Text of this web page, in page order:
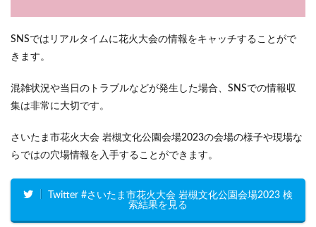
SNSではリアルタイムに花火大会の情報をキャッチすることがで
きます。
混雑状況や当日のトラブルなどが発生した場合、SNSでの情報収
集は非常に大切です。
さいたま市花火大会 岩槻文化公園会場2023の会場の様子や現場な
らではの穴場情報を入手することができます。
Twitter #さいたま市花火大会 岩槻文化公園会場2023 検
索結果を見る